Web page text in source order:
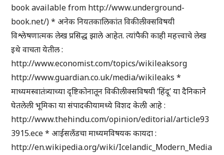
book available from http://www.underground-
book.net/) * अनेक नियतकालिकांत विकीलीक्सविषयी
विश्लेषणात्मक लेख प्रसिद्ध झाले आहेत. त्यांपैकी काही महत्त्वाचे लेख
इथे वाचता येतील :
http://www.economist.com/topics/wikileaksorg
http://www.guardian.co.uk/media/wikileaks *
माध्यमस्वातंत्र्याच्या दृष्टिकोनातून विकीलीक्सविषयी ‘हिंदू’ या दैनिकाने
घेतलेली भूमिका या संपादकीयामध्ये विशद केली आहे :
http://www.thehindu.com/opinion/editorial/article93
3915.ece * आईसलँडचा माध्यमविषयक कायदा :
http://en.wikipedia.org/wiki/Icelandic_Modern_Media